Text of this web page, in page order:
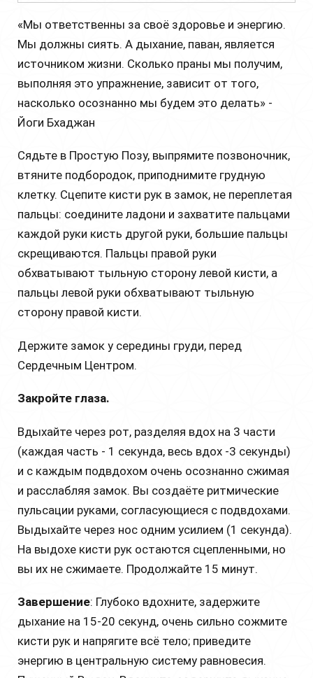
«Мы ответственны за своё здоровье и энергию.
Мы должны сиять. А дыхание, паван, является
источником жизни. Сколько праны мы получим,
выполняя это упражнение, зависит от того,
насколько осознанно мы будем это делать» -
Йоги Бхаджан
Сядьте в Простую Позу, выпрямите позвоночник,
втяните подбородок, приподнимите грудную
клетку. Сцепите кисти рук в замок, не переплетая
пальцы: соедините ладони и захватите пальцами
каждой руки кисть другой руки, большие пальцы
скрещиваются. Пальцы правой руки
обхватывают тыльную сторону левой кисти, а
пальцы левой руки обхватывают тыльную
сторону правой кисти.
Держите замок у середины груди, перед
Сердечным Центром.
Закройте глаза.
Вдыхайте через рот, разделяя вдох на 3 части
(каждая часть - 1 секунда, весь вдох -3 секунды)
и с каждым подвдохом очень осознанно сжимая
и расслабляя замок. Вы создаёте ритмические
пульсации руками, согласующиеся с подвдохами.
Выдыхайте через нос одним усилием (1 секунда).
На выдохе кисти рук остаются сцепленными, но
вы их не сжимаете. Продолжайте 15 минут.
Завершение: Глубоко вдохните, задержите
дыхание на 15-20 секунд, очень сильно сожмите
кисти рук и напрягите всё тело; приведите
энергию в центральную систему равновесия.